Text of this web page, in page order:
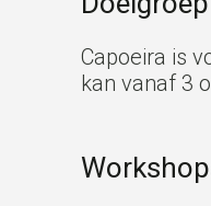
Capoeira is
kan vanaf 3